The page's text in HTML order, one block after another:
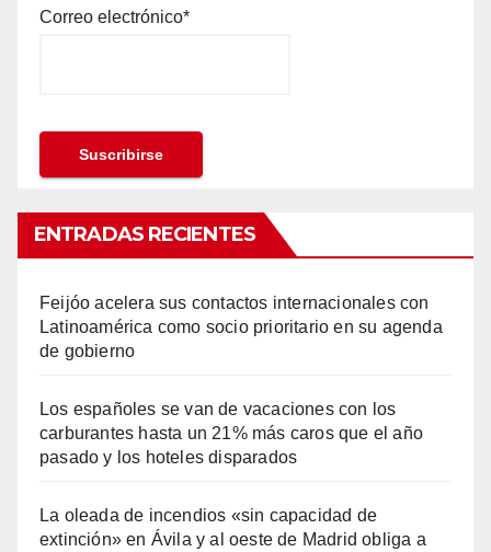
Correo electrónico*
ENTRADAS RECIENTES
Feijóo acelera sus contactos internacionales con
Latinoamérica como socio prioritario en su agenda
de gobierno
Los españoles se van de vacaciones con los
carburantes hasta un 21% más caros que el año
pasado y los hoteles disparados
La oleada de incendios «sin capacidad de
extinción» en Ávila y al oeste de Madrid obliga a